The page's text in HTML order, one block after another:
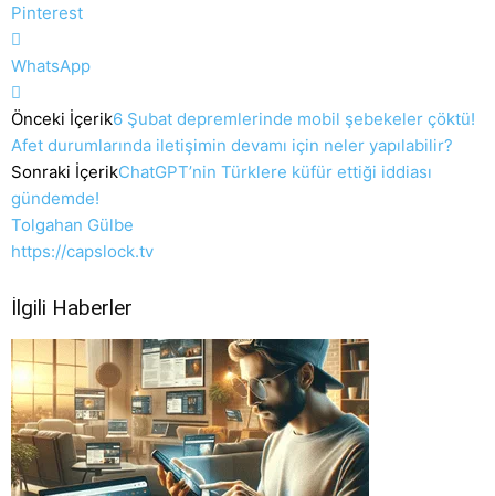
Pinterest
WhatsApp
Önceki İçerik6 Şubat depremlerinde mobil şebekeler çöktü!
Afet durumlarında iletişimin devamı için neler yapılabilir?
Sonraki İçerikChatGPT’nin Türklere küfür ettiği iddiası
gündemde!
Tolgahan Gülbe
https://capslock.tv
İlgili Haberler